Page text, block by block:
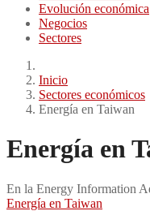
Evolución económica
Negocios
Sectores
Inicio
Sectores económicos
Energía en Taiwan
Energía en
En la Energy Information
Energía en Taiwan